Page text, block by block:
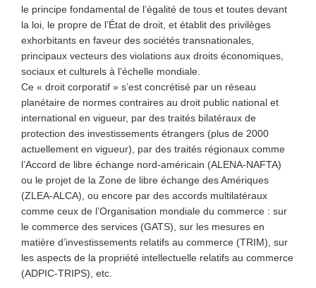
le principe fondamental de l’égalité de tous et toutes devant
la loi, le propre de l’État de droit, et établit des privilèges
exhorbitants en faveur des sociétés transnationales,
principaux vecteurs des violations aux droits économiques,
sociaux et culturels à l’échelle mondiale.
Ce « droit corporatif » s’est concrétisé par un réseau
planétaire de normes contraires au droit public national et
international en vigueur, par des traités bilatéraux de
protection des investissements étrangers (plus de 2000
actuellement en vigueur), par des traités régionaux comme
l’Accord de libre échange nord-américain (ALENA-NAFTA)
ou le projet de la Zone de libre échange des Amériques
(ZLEA-ALCA), ou encore par des accords multilatéraux
comme ceux de l’Organisation mondiale du commerce : sur
le commerce des services (GATS), sur les mesures en
matière d’investissements relatifs au commerce (TRIM), sur
les aspects de la propriété intellectuelle relatifs au commerce
(ADPIC-TRIPS), etc.